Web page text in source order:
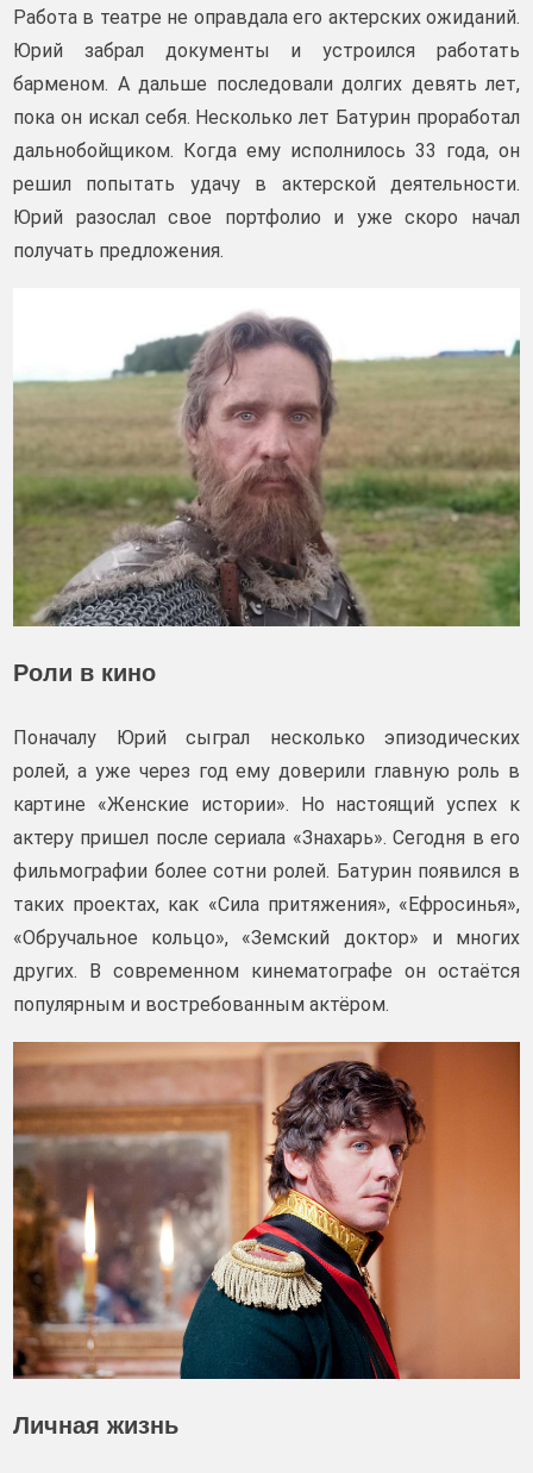
Работа в театре не оправдала его актерских ожиданий.
Юрий забрал документы и устроился работать
барменом. А дальше последовали долгих девять лет,
пока он искал себя. Несколько лет Батурин проработал
дальнобойщиком. Когда ему исполнилось 33 года, он
решил попытать удачу в актерской деятельности.
Юрий разослал свое портфолио и уже скоро начал
получать предложения.
Роли в кино
Поначалу Юрий сыграл несколько эпизодических
ролей, а уже через год ему доверили главную роль в
картине «Женские истории». Но настоящий успех к
актеру пришел после сериала «Знахарь». Сегодня в его
фильмографии более сотни ролей. Батурин появился в
таких проектах, как «Сила притяжения», «Ефросинья»,
«Обручальное кольцо», «Земский доктор» и многих
других. В современном кинематографе он остаётся
популярным и востребованным актёром.
Личная жизнь